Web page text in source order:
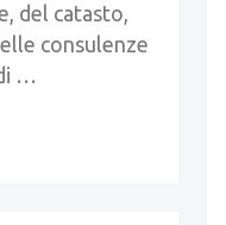
del catasto,
consulenze
…